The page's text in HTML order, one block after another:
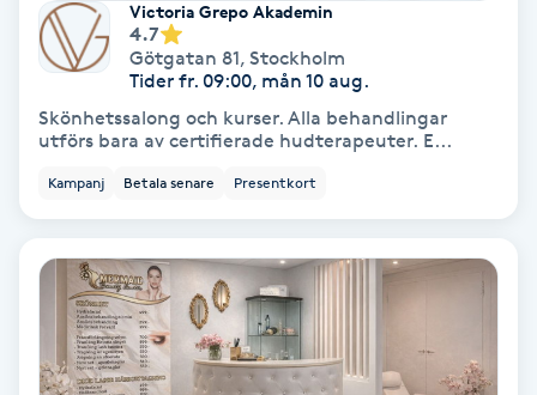
Navelpiercing
NBE-massage
Olaplex
Olaplexbehandling
Victoria Grepo Akademin
4.7
Götgatan 81, Stockholm
Tider fr. 09:00, mån 10 aug.
Skönhetssalong och kurser. Alla behandlingar
utförs bara av certifierade hudterapeuter. E...
Kampanj Betala senare Presentkort